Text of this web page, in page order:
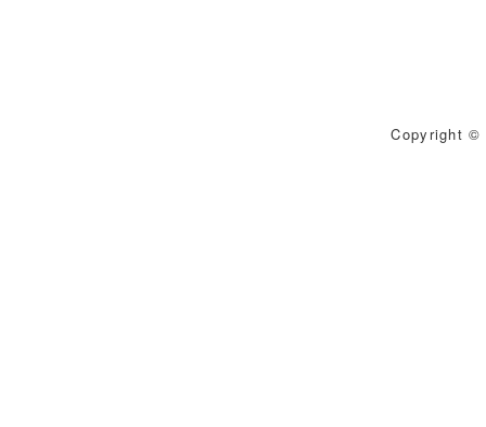
Copyright